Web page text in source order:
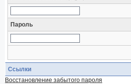
Пароль
Ссылки
Восстановление забытого пароля